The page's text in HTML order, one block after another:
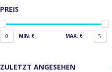
PREIS
0 MIN: € MAX: € 5
ZULETZT ANGESEHEN